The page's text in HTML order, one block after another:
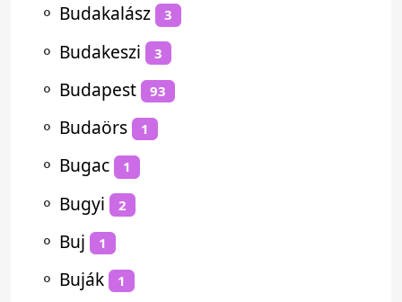
⚬ Budakalász 3
⚬ Budakeszi 3
⚬ Budapest 93
⚬ Budaörs 1
⚬ Bugac 1
⚬ Bugyi 2
⚬ Buj 1
⚬ Buják 1